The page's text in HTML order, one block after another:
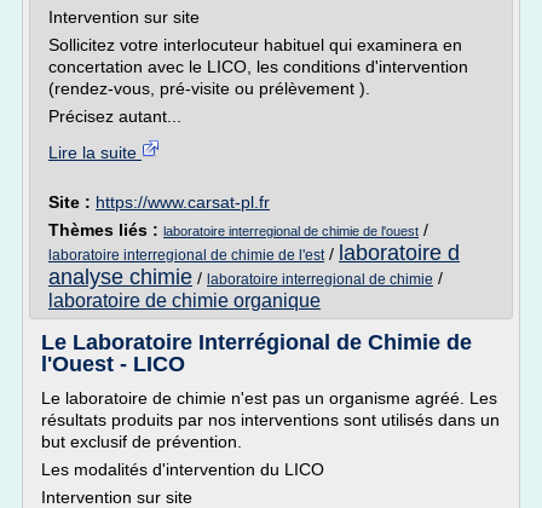
Intervention sur site
Sollicitez votre interlocuteur habituel qui examinera en
concertation avec le LICO, les conditions d'intervention
(rendez-vous, pré-visite ou prélèvement ).
Précisez autant...
Lire la suite
Site : https://www.carsat-pl.fr
Thèmes liés : laboratoire interregional de chimie de l'ouest /
laboratoire interregional de chimie de l'est/ laboratoire d
analyse chimie / laboratoire interregional de chimie /
laboratoire de chimie organique
Le Laboratoire Interrégional de Chimie de
l'Ouest - LICO
Le laboratoire de chimie n'est pas un organisme agréé. Les
résultats produits par nos interventions sont utilisés dans un
but exclusif de prévention.
Les modalités d'intervention du LICO
Intervention sur site